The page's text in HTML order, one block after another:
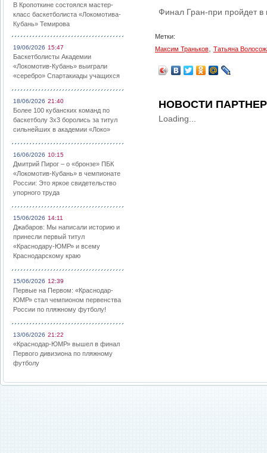
В Кропоткине состоялся мастер-
класс баскетболиста «Локомотива-
Кубань» Темирова
19/06/2026 15:47
Баскетболисты Академии
«Локомотив-Кубань» выиграли
«серебро» Спартакиады учащихся
18/06/2026 21:40
Более 100 кубанских команд по
баскетболу 3х3 боролись за титул
сильнейших в академии «Локо»
16/06/2026 10:15
Дмитрий Пирог – о «бронзе» ПБК
«Локомотив-Кубань» в чемпионате
России: Это яркое свидетельство
упорного труда
15/06/2026 14:11
Джабаров: Мы написали историю и
принесли первый титул
«Краснодару-ЮМР» и всему
Краснодарскому краю
15/06/2026 12:39
Первые на Первом: «Краснодар-
ЮМР» стал чемпионом первенства
России по пляжному футболу!
13/06/2026 21:22
«Краснодар-ЮМР» вышел в финал
Первого дивизиона по пляжному
футболу
Финал Гран-при пройдет в
Метки:
Максим Траньков
Татьяна
НОВОСТИ
Loading...